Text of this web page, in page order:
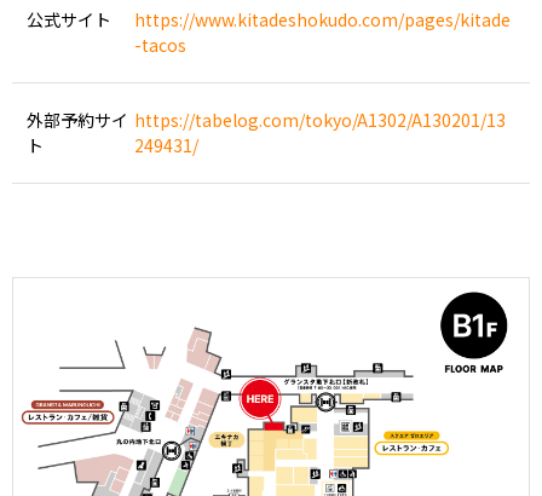
公式サイト
https://www.kitadeshokudo.com/pages/kitade
-tacos
外部予約サイ
ト
https://tabelog.com/tokyo/A1302/A130201/13
249431/